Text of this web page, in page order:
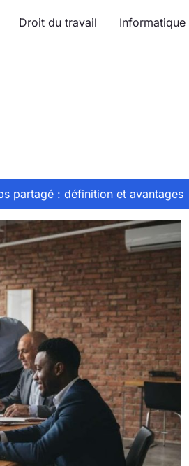
Droit du travail
partagé : définition et avantages